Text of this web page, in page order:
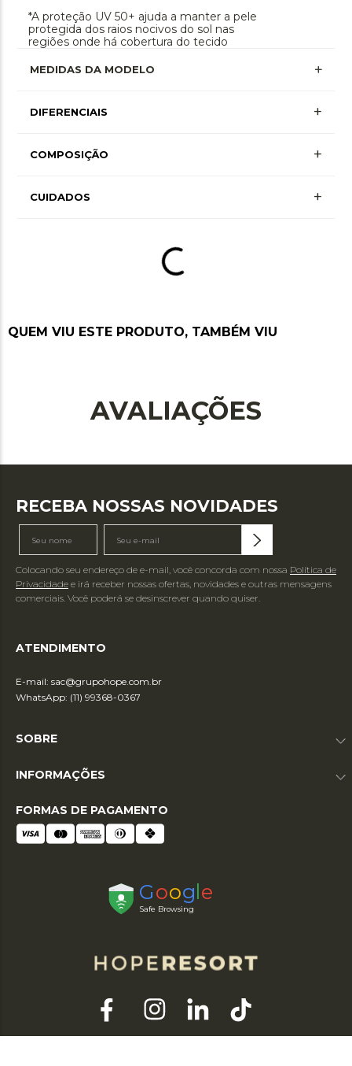
*A proteção UV 50+ ajuda a manter a pele
protegida dos raios nocivos do sol nas
regiões onde há cobertura do tecido
MEDIDAS DA MODELO
DIFERENCIAIS +
+ Mais Informações
COMPOSIÇÃO +
Poliamida 77% • Elastano 23% • Forro
CUIDADOS +
tambor, secagem em varal por gotejamento à
sombra, não passar ou utilizar vaporização,
QUEM VIU ESTE PRODUTO, TAMBÉM VIU
AVALIAÇÕES
RECEBA NOSSAS NOVIDADES
Colocando seu endereço de e-mail, você concorda com nossa Política de
Privacidade e irá receber nossas ofertas, novidades e outras mensagens
comerciais. Você poderá se desinscrever quando quiser.
ATENDIMENTO
E-mail: sac@grupohope.com.br
WhatsApp: (11) 99368-0367
SOBRE
INFORMAÇÕES
FORMAS DE PAGAMENTO